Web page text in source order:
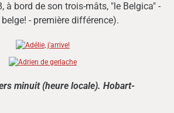
à bord de son trois-mâts, "le Belgica" -
- première différence).
minuit (heure locale). Hobart-